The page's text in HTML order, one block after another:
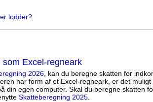
lodder?
Excel-regneark
2026, kan du beregne skatten for
har form af et Excel-regneark, er det
din egen computer. Skal du beregne skatten
Skatteberegning 2025.